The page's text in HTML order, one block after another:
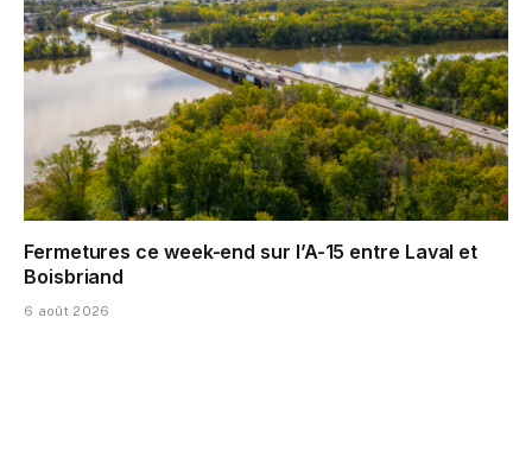
Fermetures ce week-end sur l’A-15 entre Laval et
Boisbriand
6 août 2026